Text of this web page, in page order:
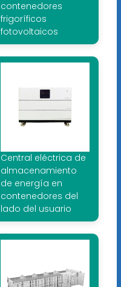
contenedores
frigoríficos
fotovoltaicos
Central eléctrica de
almacenamiento
de energía en
contenedores del
lado del usuario